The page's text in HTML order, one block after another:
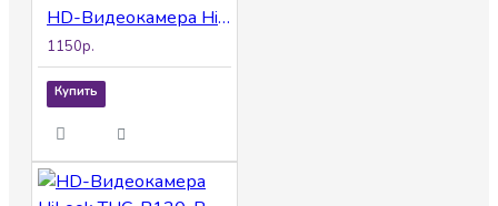
HD-Видеокамера HiLook THC-B110-P (B)
1150р.
Купить